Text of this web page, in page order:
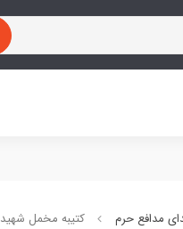
مدافع حرم کتیبه مخمل